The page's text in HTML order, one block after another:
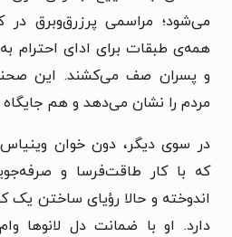
می‌شود؛ مراسمی پرزرق‌وبرق
همه‌ی طبقات برای ادای احترام
و پسران صف می‌کشند. این
مردم را نشان می‌دهد و هم جایگاه
در سوی دیگر، دون خوان وینیاس
که با کار طاقت‌فرسا و
اندوخته و حالا رؤیای ساختن یک
دارد. او با ضمانت دل لانوها